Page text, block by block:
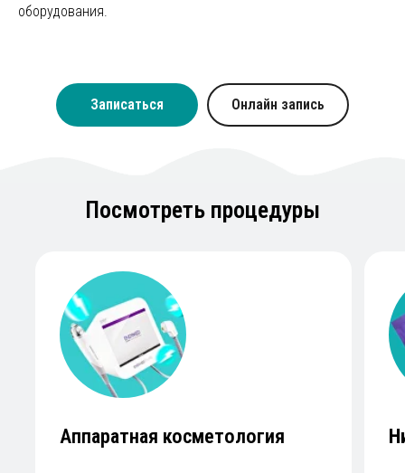
оборудования.
Записаться Онлайн запись
Посмотреть процедуры